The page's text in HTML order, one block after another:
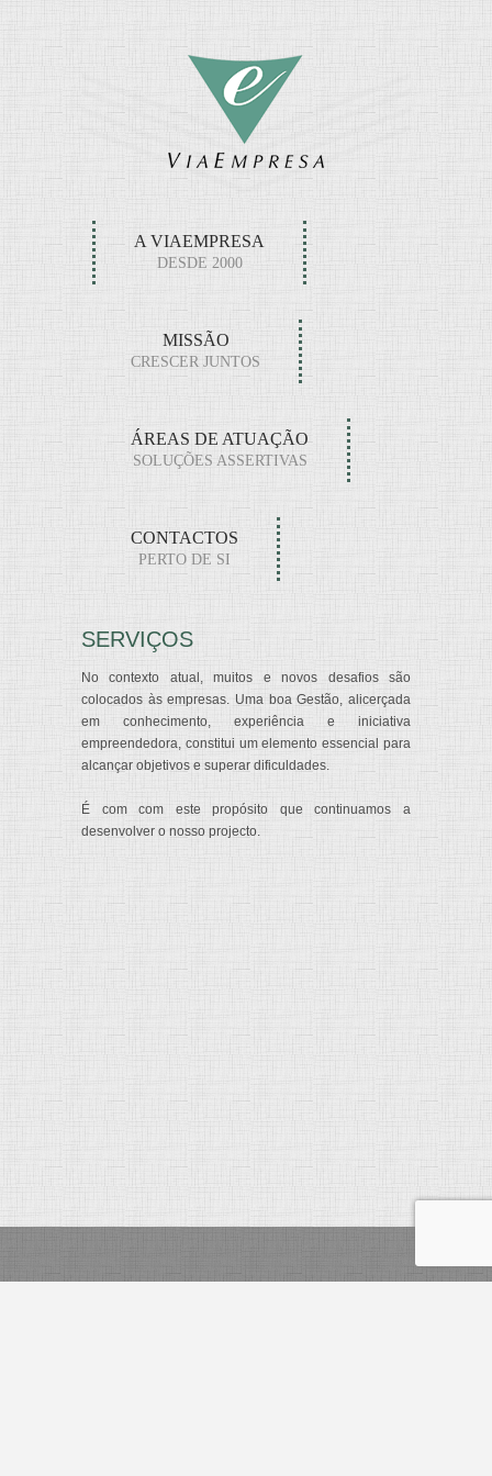
A VIAEMPRESA
DESDE 2000
MISSÃO
CRESCER JUNTOS
ÁREAS DE ATUAÇÃO
SOLUÇÕES ASSERTIVAS
CONTACTOS
PERTO DE SI
SERVIÇOS
No contexto atual, muitos e novos desafios são
colocados às empresas. Uma boa Gestão, alicerçada
em conhecimento, experiência e iniciativa
empreendedora, constitui um elemento essencial para
alcançar objetivos e superar dificuldades.
É com com este propósito que continuamos a
desenvolver o nosso projecto.